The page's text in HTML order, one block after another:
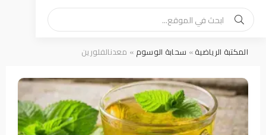
المكتبة الرياضية» سحابة الوسوم » معدنالفلورين